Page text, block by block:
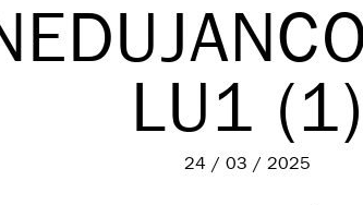
LU1 (1)
24 / 03 / 2025